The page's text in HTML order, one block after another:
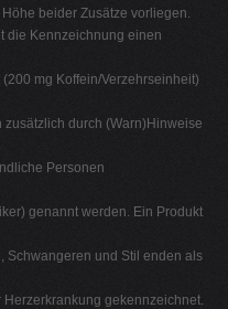
beider Zusätze vorliegen.
die Kennzeichnung einen
mg Koffein/Verzehrseinheit)
zusätzlich durch (Warn)Hinweise
Personen
genannt werden. Ein Produkt
Schwangeren und Stil enden als
gekennzeichnet.